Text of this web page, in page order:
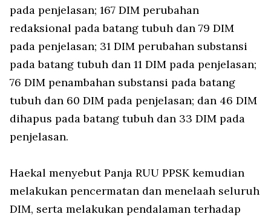
pada penjelasan; 167 DIM perubahan
redaksional pada batang tubuh dan 79 DIM
pada penjelasan; 31 DIM perubahan substansi
pada batang tubuh dan 11 DIM pada penjelasan;
76 DIM penambahan substansi pada batang
tubuh dan 60 DIM pada penjelasan; dan 46 DIM
dihapus pada batang tubuh dan 33 DIM pada
penjelasan.
Haekal menyebut Panja RUU PPSK kemudian
melakukan pencermatan dan menelaah seluruh
DIM, serta melakukan pendalaman terhadap